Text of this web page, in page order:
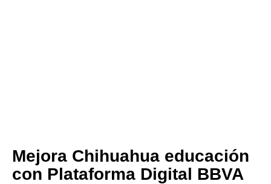
Mejora Chihuahua educación
con Plataforma Digital BBVA